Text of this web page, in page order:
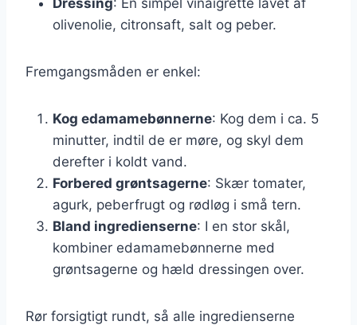
olivenolie, citronsaft, salt og peber.
Fremgangsmåden er enkel:
Kog edamamebønnerne: Kog dem i ca. 5
minutter, indtil de er møre, og skyl dem
derefter i koldt vand.
Forbered grøntsagerne: Skær tomater,
agurk, peberfrugt og rødløg i små tern.
Bland ingredienserne: I en stor skål,
kombiner edamamebønnerne med
grøntsagerne og hæld dressingen over.
Rør forsigtigt rundt, så alle ingredienserne